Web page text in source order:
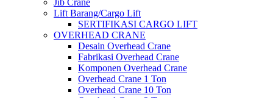
Lift Barang/Cargo Lift
SERTIFIKASI CARGO LIFT
OVERHEAD CRANE
Desain Overhead Crane
Fabrikasi Overhead Crane
Komponen Overhead Crane
Overhead Crane 1 Ton
Overhead Crane 10 Ton